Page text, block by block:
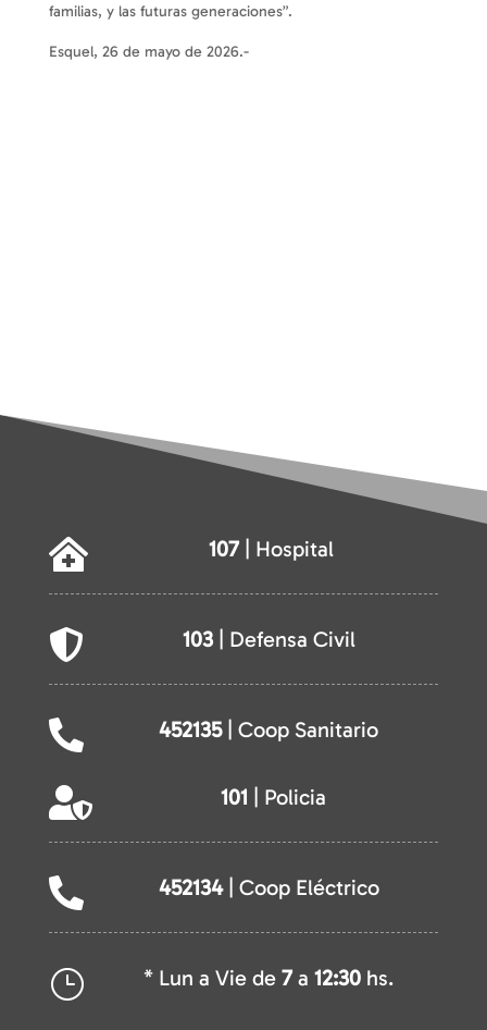
familias, y las futuras generaciones”.
Esquel, 26 de mayo de 2026.-
 107| Hospital
 103| Defensa Civil
 452135| Coop Sanitario
 101 | Policia
 452134| Coop Eléctrico
} * Lun a Vie de7 a12:30 hs.